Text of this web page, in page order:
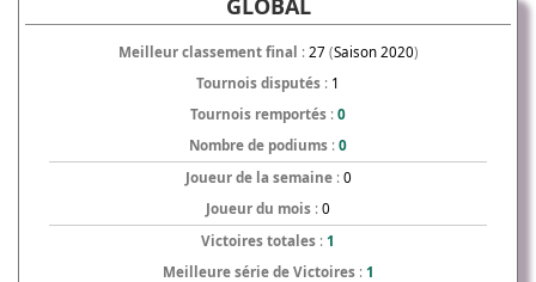
GLOBAL
Meilleur classement final : 27 (Saison 2020)
Tournois disputés : 1
Tournois remportés : 0
Nombre de podiums : 0
Joueur de la semaine: 0
Joueur du mois : 0
Victoires totales : 1
Meilleure série de Victoires: 1